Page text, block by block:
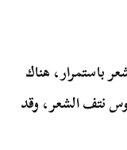
باستمرار، هناك
نتف الشعر، وقد